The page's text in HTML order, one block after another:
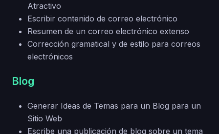
Atractivo
Escribir contenido de correo electrónico
Resumen de un correo electrónico extenso
Corrección gramatical y de estilo para correos
electrónicos
Blog
Generar Ideas de Temas para un Blog para un
Sitio Web
Escribe una publicación de blog sobre un tema